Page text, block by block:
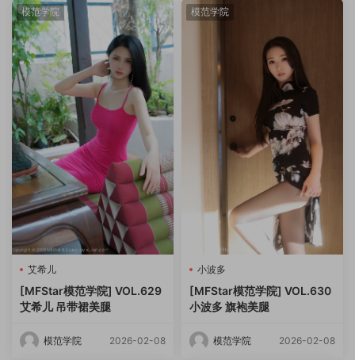
模范学院
艾希儿
[MFStar模范学院] VOL.629
艾希儿 吊带裙美腿
模范学院 2026-02-08
模范学院
小波多
[MFStar模范学院] VOL.630
小波多 旗袍美腿
模范学院 2026-02-08